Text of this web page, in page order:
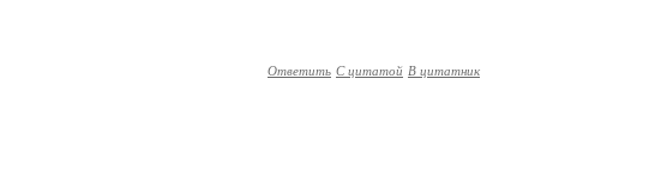
Ответить С цитатой В цитатник